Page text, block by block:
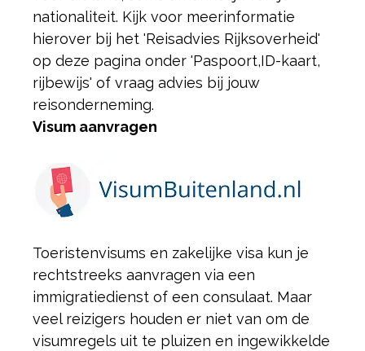
nationaliteit. Kijk voor meerinformatie
hierover bij het 'Reisadvies Rijksoverheid'
op deze pagina onder 'Paspoort,ID-kaart,
rijbewijs' of vraag advies bij jouw
reisonderneming.
Visum aanvragen
Toeristenvisums en zakelijke visa kun je
rechtstreeks aanvragen via een
immigratiedienst of een consulaat. Maar
veel reizigers houden er niet van om de
visumregels uit te pluizen en ingewikkelde